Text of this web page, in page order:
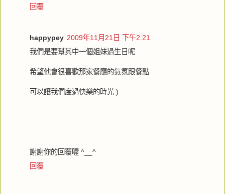
回覆
happypey 2009年11月21日 下午2:21
我們是要幫其中一個姐妹過生日呢
希望他會很喜歡那家餐廳的氣氛跟餐點
可以讓我們度過快樂的時光:)
謝謝你的回覆喔 ^__^
回覆